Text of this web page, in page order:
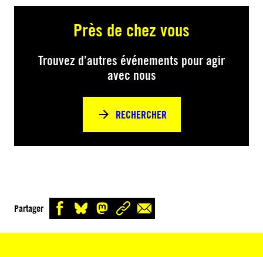
Près de chez vous
Trouvez d’autres événements pour agir
avec nous
RECHERCHER
Partager